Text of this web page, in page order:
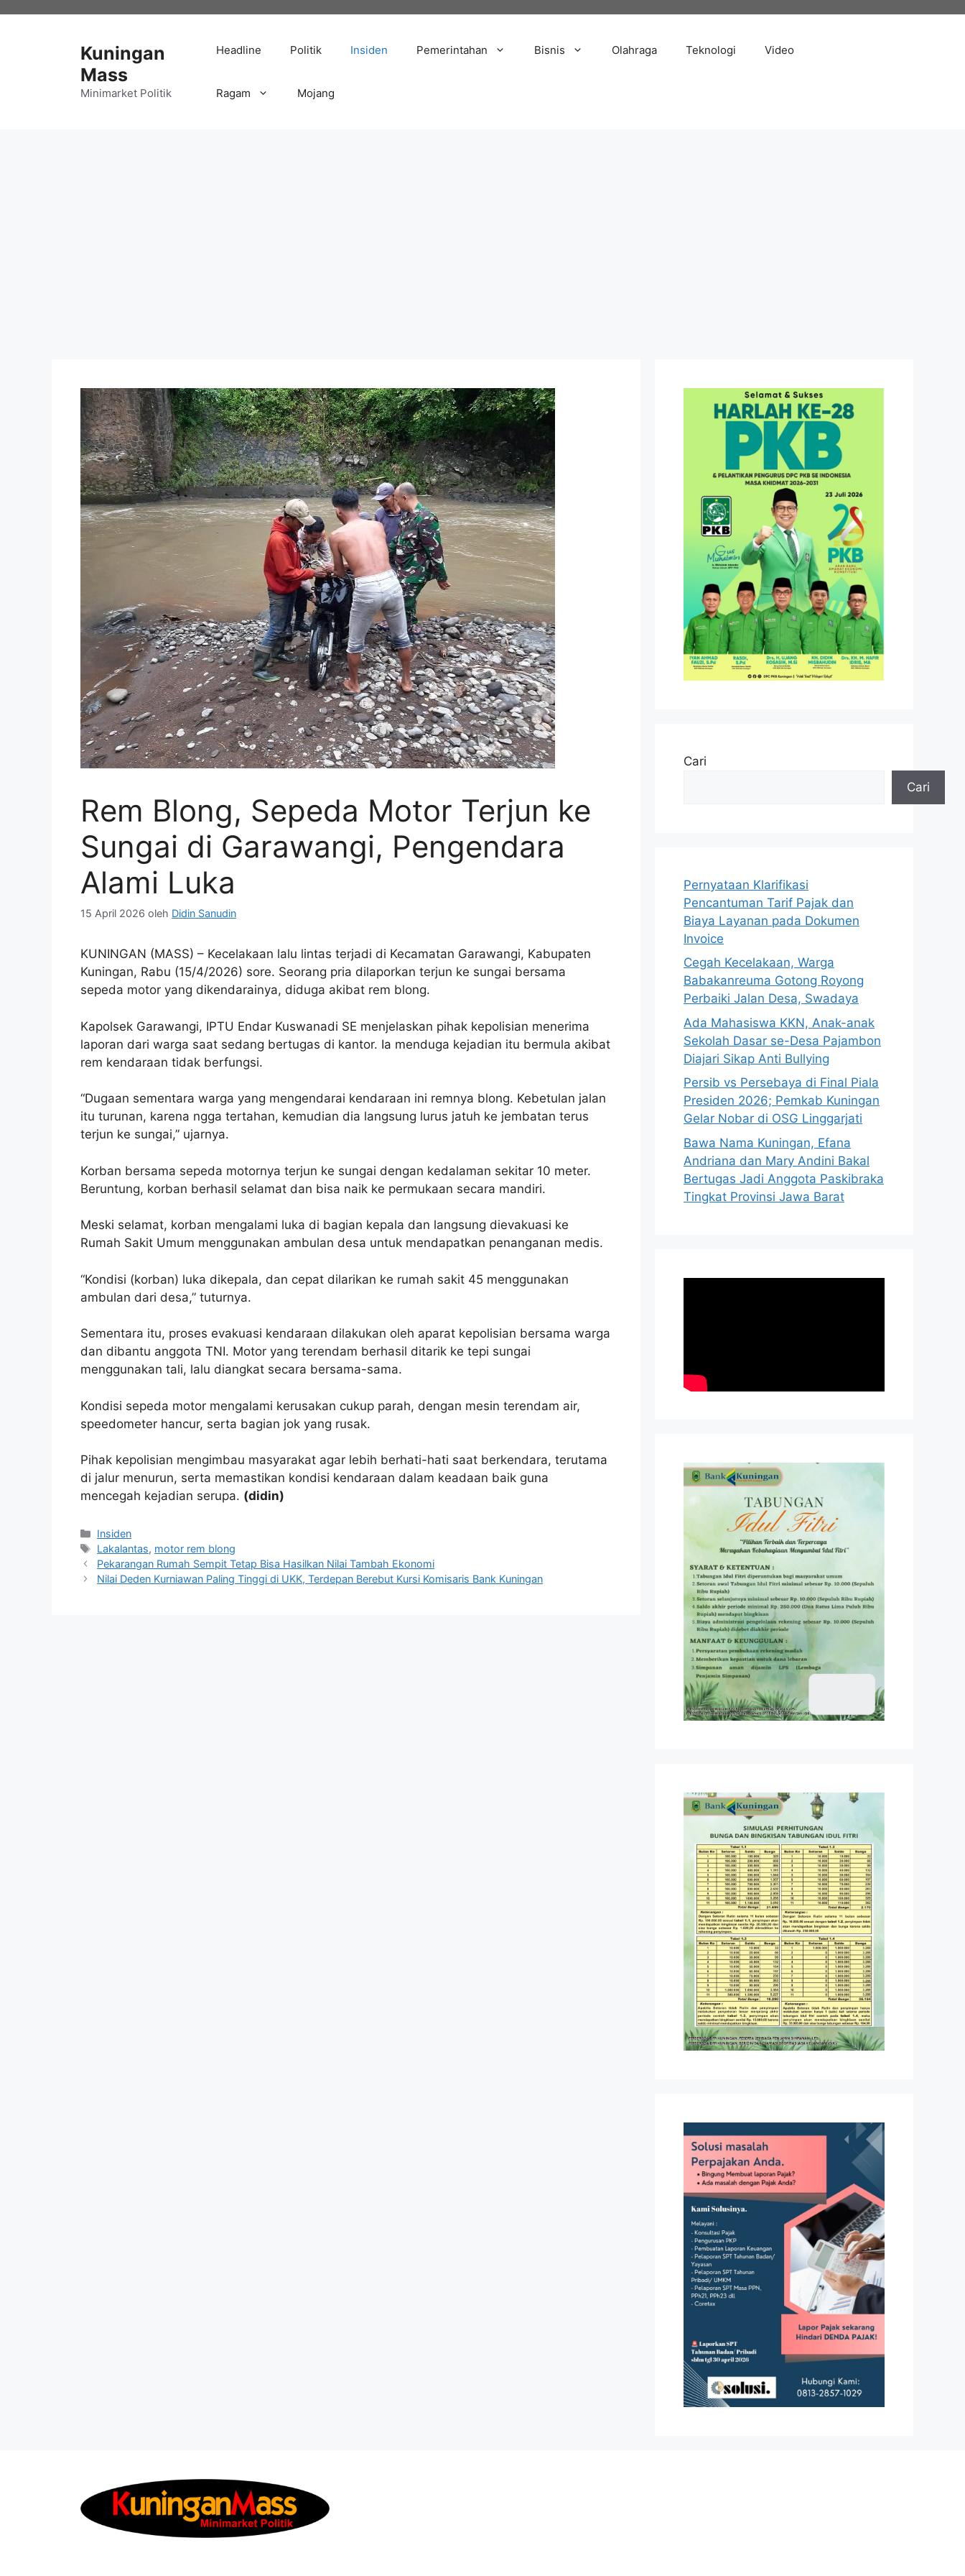
Kuningan
Mass
Minimarket Politik
Headline Politik Insiden Pemerintahan Bisnis Olahraga Teknologi Video
Ragam Mojang
Rem Blong, Sepeda Motor Terjun ke
Sungai di Garawangi, Pengendara
Alami Luka
15 April 2026 oleh Didin Sanudin
KUNINGAN (MASS) – Kecelakaan lalu lintas terjadi di Kecamatan Garawangi, Kabupaten
Kuningan, Rabu (15/4/2026) sore. Seorang pria dilaporkan terjun ke sungai bersama
sepeda motor yang dikendarainya, diduga akibat rem blong.
Kapolsek Garawangi, IPTU Endar Kuswanadi SE menjelaskan pihak kepolisian menerima
laporan dari warga saat sedang bertugas di kantor. Ia menduga kejadian itu bermula akibat
rem kendaraan tidak berfungsi.
“Dugaan sementara warga yang mengendarai kendaraan ini remnya blong. Kebetulan jalan
itu turunan, karena ngga tertahan, kemudian dia langsung lurus jatuh ke jembatan terus
terjun ke sungai,” ujarnya.
Korban bersama sepeda motornya terjun ke sungai dengan kedalaman sekitar 10 meter.
Beruntung, korban berhasil selamat dan bisa naik ke permukaan secara mandiri.
Meski selamat, korban mengalami luka di bagian kepala dan langsung dievakuasi ke
Rumah Sakit Umum menggunakan ambulan desa untuk mendapatkan penanganan medis.
“Kondisi (korban) luka dikepala, dan cepat dilarikan ke rumah sakit 45 menggunakan
ambulan dari desa,” tuturnya.
Sementara itu, proses evakuasi kendaraan dilakukan oleh aparat kepolisian bersama warga
dan dibantu anggota TNI. Motor yang terendam berhasil ditarik ke tepi sungai
menggunakan tali, lalu diangkat secara bersama-sama.
Kondisi sepeda motor mengalami kerusakan cukup parah, dengan mesin terendam air,
speedometer hancur, serta bagian jok yang rusak.
Pihak kepolisian mengimbau masyarakat agar lebih berhati-hati saat berkendara, terutama
di jalur menurun, serta memastikan kondisi kendaraan dalam keadaan baik guna
mencegah kejadian serupa. (didin)
Kategori
Insiden
Tag
Lakalantas, motor rem blong
Pekarangan Rumah Sempit Tetap Bisa Hasilkan Nilai Tambah Ekonomi
Nilai Deden Kurniawan Paling Tinggi di UKK, Terdepan Berebut Kursi Komisaris Bank Kuningan
Cari
Cari
Pernyataan Klarifikasi
Pencantuman Tarif Pajak dan
Biaya Layanan pada Dokumen
Invoice
Cegah Kecelakaan, Warga
Babakanreuma Gotong Royong
Perbaiki Jalan Desa, Swadaya
Ada Mahasiswa KKN, Anak-anak
Sekolah Dasar se-Desa Pajambon
Diajari Sikap Anti Bullying
Persib vs Persebaya di Final Piala
Presiden 2026; Pemkab Kuningan
Gelar Nobar di OSG Linggarjati
Bawa Nama Kuningan, Efana
Andriana dan Mary Andini Bakal
Bertugas Jadi Anggota Paskibraka
Tingkat Provinsi Jawa Barat